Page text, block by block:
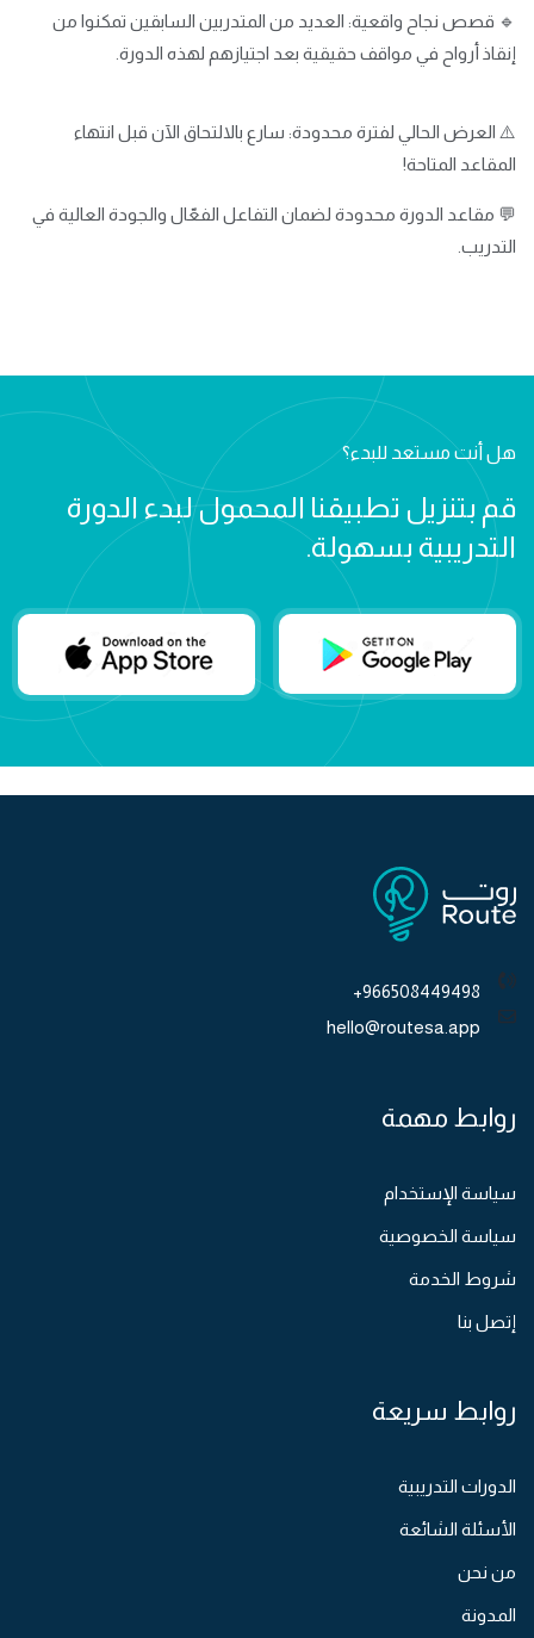
🔹 قصص نجاح واقعية: العديد من المتدربين السابقين تمكنوا من
إنقاذ أرواح في مواقف حقيقية بعد اجتيازهم لهذه الدورة.
⚠️ العرض الحالي لفترة محدودة: سارع بالالتحاق الآن قبل انتهاء
المقاعد المتاحة!
💬 مقاعد الدورة محدودة لضمان التفاعل الفعّال والجودة العالية في
التدريب.
هل أنت مستعد للبدء؟
قم بتنزيل تطبيقنا المحمول لبدء الدورة
التدريبية بسهولة.
966508449498+
hello@routesa.app
روابط مهمة
سياسة الإستخدام
سياسة الخصوصية
شروط الخدمة
إتصل بنا
روابط سريعة
الدورات التدريبية
الأسئلة الشائعة
من نحن
المدونة